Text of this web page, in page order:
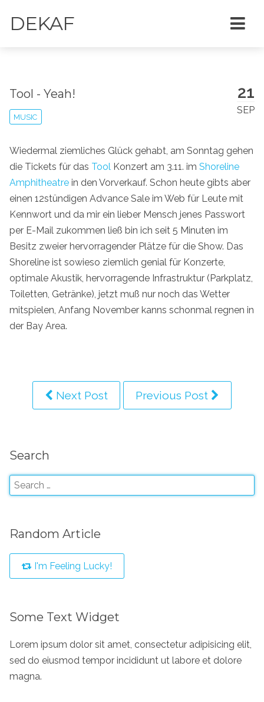
DEKAF
21
SEP
Tool - Yeah!
MUSIC
Wiedermal ziemliches Glück gehabt, am Sonntag gehen
die Tickets für das Tool Konzert am 3.11. im Shoreline
Amphitheatre in den Vorverkauf. Schon heute gibts aber
einen 12stündigen Advance Sale im Web für Leute mit
Kennwort und da mir ein lieber Mensch jenes Passwort
per E-Mail zukommen ließ bin ich seit 5 Minuten im
Besitz zweier hervorragender Plätze für die Show. Das
Shoreline ist sowieso ziemlich genial für Konzerte,
optimale Akustik, hervorragende Infrastruktur (Parkplatz,
Toiletten, Getränke), jetzt muß nur noch das Wetter
mitspielen, Anfang November kanns schonmal regnen in
der Bay Area.
Next Post Previous Post
Search
Random Article
I'm Feeling Lucky!
Some Text Widget
Lorem ipsum dolor sit amet, consectetur adipisicing elit,
sed do eiusmod tempor incididunt ut labore et dolore
magna.